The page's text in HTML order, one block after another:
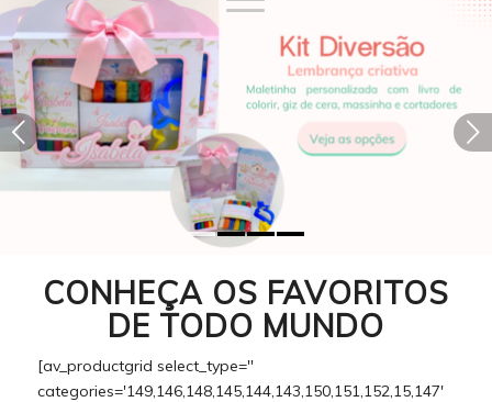
Próximo
CONHEÇA OS FAVORITOS
DE TODO MUNDO
[av_productgrid select_type=''
categories='149,146,148,145,144,143,150,151,152,15,147'